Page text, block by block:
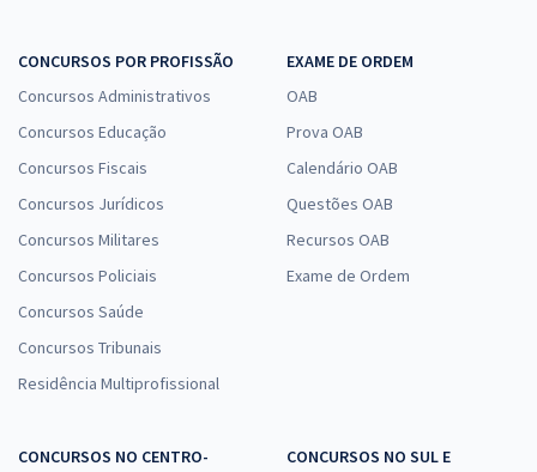
CONCURSOS POR PROFISSÃO
Concursos Administrativos
Concursos Educação
Concursos Fiscais
Concursos Jurídicos
Concursos Militares
Concursos Policiais
Concursos Saúde
Concursos Tribunais
Residência Multiprofissional
EXAME DE ORDEM
OAB
Prova OAB
Calendário OAB
Questões OAB
Recursos OAB
Exame de Ordem
CONCURSOS NO CENTRO-
CONCURSOS NO SUL E